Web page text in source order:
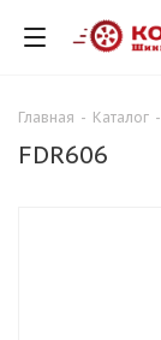
Главная - Каталог -
FDR606